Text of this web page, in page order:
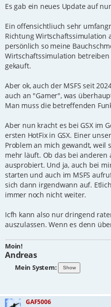
i
a
g
Es gab ein neues Update auf
Ein offensichtliuch sehr
Richtung Wirtschaftssimulation
persönlich so meine
Wirtschaftssimulation
gekauft.
Aber ok, auch der MSFS seit
auch an "Gamer", was
Man muss die betreffenden
Aber nun kracht es bei GSX im
ersten HotFix in GSX. Einer
Problem an mich gewandt, weil
mehr läuft. Ob das bei anderen
ausprobiert. Und ja, auch bei
starten und auch im MSFS
sich dann irgendwann auf.
immer noch nicht weiter.
Icfh kann also nur dringend
auszulassen. Wenn es denn
Moin!
Andreas
Mein System:
GAF5006